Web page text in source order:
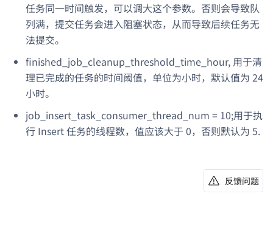
任务同一时间触发，可以调大这个参数。否则会导致队
列满，提交任务会进入阻塞状态，从而导致后续任务无
法提交。
finished_job_cleanup_threshold_time_hour, 用于清
理已完成的任务的时间阈值，单位为小时，默认值为 24
小时。
job_insert_task_consumer_thread_num = 10;用于执
行 Insert 任务的线程数，值应该大于 0，否则默认为 5.
反馈问题